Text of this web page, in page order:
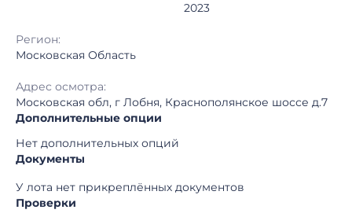
2023
Регион:
Московская Область
Адрес осмотра:
Московская обл, г Лобня, Краснополянское шоссе д.7
Дополнительные опции
Нет дополнительных опций
Документы
У лота нет прикреплённых документов
Проверки